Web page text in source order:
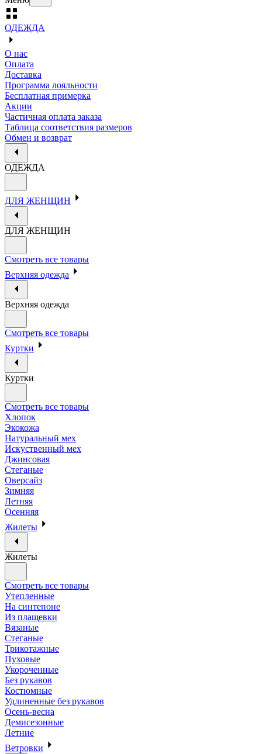
ОДЕЖДА
О нас
Оплата
Доставка
Программа лояльности
Бесплатная примерка
Акции
Частичная оплата заказа
Таблица соответствия размеров
Обмен и возврат
ОДЕЖДА
ДЛЯ ЖЕНЩИН
ДЛЯ ЖЕНЩИН
Смотреть все товары
Верхняя одежда
Верхняя одежда
Смотреть все товары
Куртки
Куртки
Смотреть все товары
Хлопок
Экокожа
Натуральный мех
Искуственный мех
Джинсовая
Стеганые
Оверсайз
Зимняя
Летняя
Осенняя
Жилеты
Жилеты
Смотреть все товары
Утепленные
На синтепоне
Из плащевки
Вязаные
Стеганые
Трикотажные
Пуховые
Укороченные
Без рукавов
Костюмные
Удлиненные без рукавов
Осень-весна
Демисезонные
Летние
Ветровки